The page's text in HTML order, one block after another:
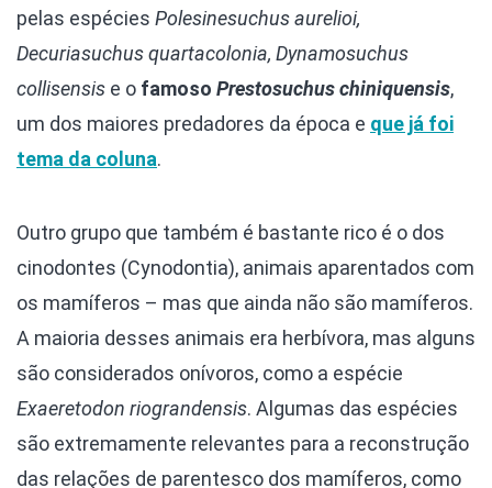
pelas espécies Polesinesuchus aurelioi,
Decuriasuchus quartacolonia, Dynamosuchus
collisensis e o famoso Prestosuchus chiniquensis,
um dos maiores predadores da época e que já foi
tema da coluna.
Outro grupo que também é bastante rico é o dos
cinodontes (Cynodontia), animais aparentados com
os mamíferos – mas que ainda não são mamíferos.
A maioria desses animais era herbívora, mas alguns
são considerados onívoros, como a espécie
Exaeretodon riograndensis. Algumas das espécies
são extremamente relevantes para a reconstrução
das relações de parentesco dos mamíferos, como